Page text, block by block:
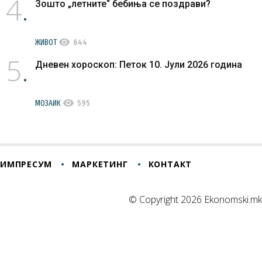
4 Зошто „летните“ бебиња се поздрави?
ЖИВОТvisibility 644
5 Дневен хороскоп: Петок 10. Јули 2026 година
МОЗАИК visibility 595
ИМПРЕСУМ МАРКЕТИНГ КОНТАКТ
© Copyright 2026 Ekonomski.mk